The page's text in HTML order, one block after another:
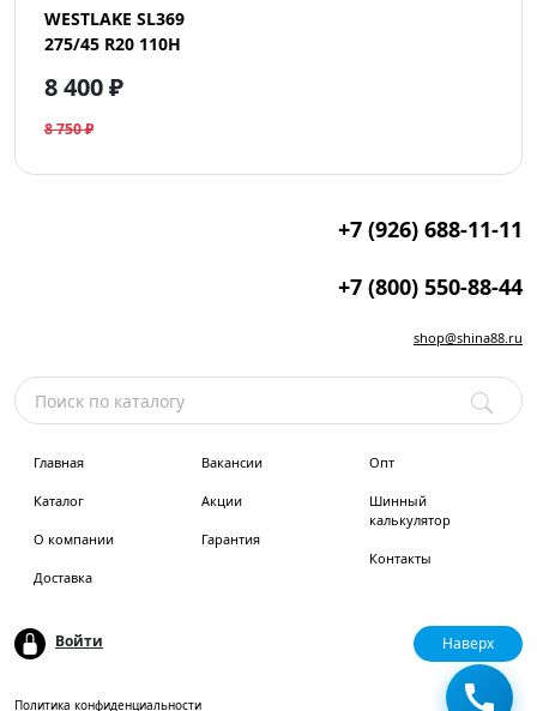
WESTLAKE SL369
275/45 R20 110H
8 400 ₽
8 750 ₽
+7 (926) 688-11-11
+7 (800) 550-88-44
shop@shina88.ru
Главная
Каталог
О компании
Доставка
Вакансии
Акции
Гарантия
Опт
Шинный
калькулятор
Контакты
Войти Наверх
Политика конфиденциальности